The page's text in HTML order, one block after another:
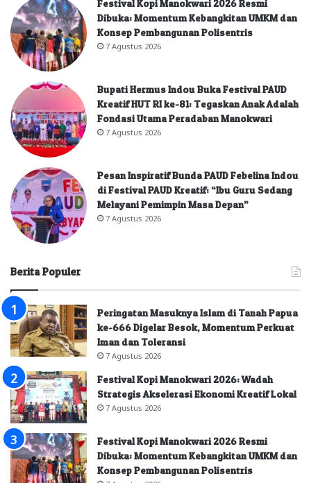
Festival Kopi Manokwari 2026 Resmi
Dibuka: Momentum Kebangkitan UMKM dan
Konsep Pembangunan Polisentris
7 Agustus 2026
Bupati Hermus Indou Buka Festival PAUD
Kreatif HUT RI ke-81: Tegaskan Anak Adalah
Fondasi Utama Peradaban Manokwari
7 Agustus 2026
Pesan Inspiratif Bunda PAUD Febelina Indou
di Festival PAUD Kreatif: “Ibu Guru Sedang
Melayani Pemimpin Masa Depan”
7 Agustus 2026
Berita Populer
Peringatan Masuknya Islam di Tanah Papua
ke-666 Digelar Besok, Momentum Perkuat
Iman dan Toleransi
7 Agustus 2026
Festival Kopi Manokwari 2026: Wadah
Strategis Akselerasi Ekonomi Kreatif Lokal
7 Agustus 2026
Festival Kopi Manokwari 2026 Resmi
Dibuka: Momentum Kebangkitan UMKM dan
Konsep Pembangunan Polisentris